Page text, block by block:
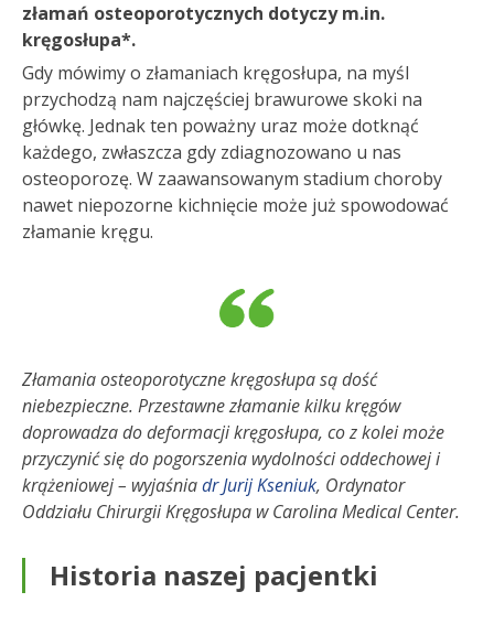
złamań osteoporotycznych dotyczy m.in.
kręgosłupa*.
Gdy mówimy o złamaniach kręgosłupa, na myśl
przychodzą nam najczęściej brawurowe skoki na
główkę. Jednak ten poważny uraz może dotknąć
każdego, zwłaszcza gdy zdiagnozowano u nas
osteoporozę. W zaawansowanym stadium choroby
nawet niepozorne kichnięcie może już spowodować
złamanie kręgu.
Złamania osteoporotyczne kręgosłupa są dość
niebezpieczne. Przestawne złamanie kilku kręgów
doprowadza do deformacji kręgosłupa, co z kolei może
przyczynić się do pogorszenia wydolności oddechowej i
krążeniowej– wyjaśniadr Jurij Kseniuk, Ordynator
Oddziału Chirurgii Kręgosłupa w Carolina Medical Center.
Historia naszej pacjentki